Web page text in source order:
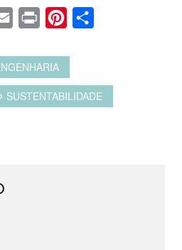
a
i
l
i
n
t
n
t
e
a
SUSTENTABILIDADE